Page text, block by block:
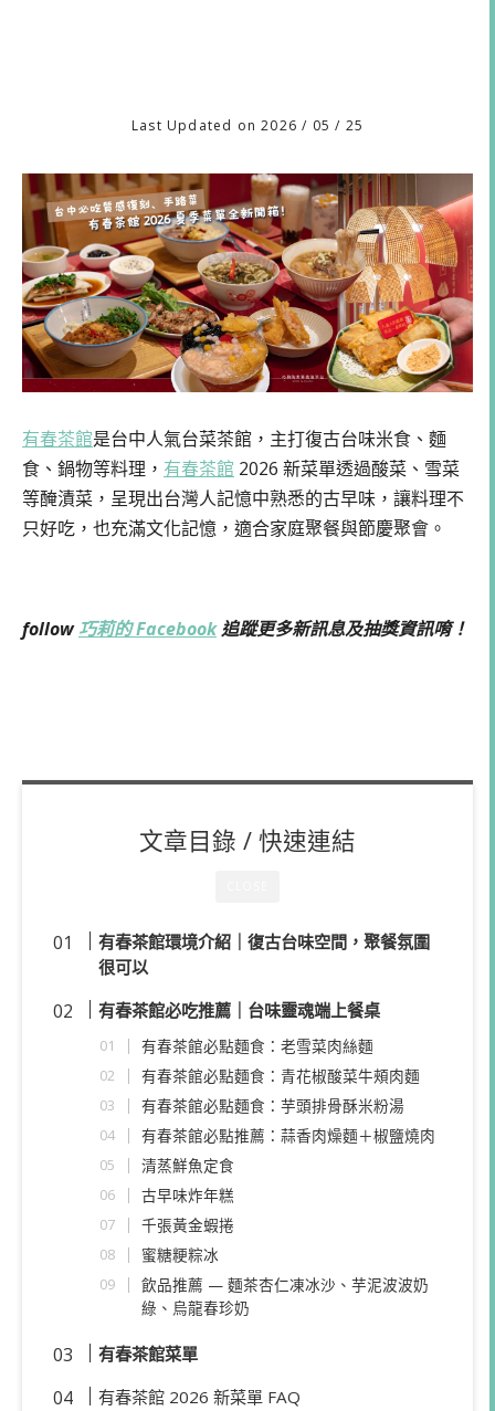
Last Updated on 2026 / 05 / 25
有春茶館是台中人氣台菜茶館，主打復古台味米食、麵
食、鍋物等料理， 有春茶館 2026 新菜單透過酸菜、雪菜
等醃漬菜，呈現出台灣人記憶中熟悉的古早味，讓料理不
只好吃，也充滿文化記憶，適合家庭聚餐與節慶聚會。
follow巧莉的 Facebook追蹤更多新訊息及抽獎資訊唷！
文章目錄 / 快速連結
有春茶館環境介紹｜復古台味空間，聚餐氛圍
很可以
有春茶館必吃推薦｜台味靈魂端上餐桌
有春茶館必點麵食：老雪菜肉絲麵
有春茶館必點麵食：青花椒酸菜牛頰肉麵
有春茶館必點麵食：芋頭排骨酥米粉湯
有春茶館必點推薦：蒜香肉燥麵＋椒鹽燒肉
清蒸鮮魚定食
古早味炸年糕
千張黃金蝦捲
蜜糖粳粽冰
飲品推薦 — 麵茶杏仁凍冰沙、芋泥波波奶
綠、烏龍春珍奶
有春茶館菜單
有春茶館 2026 新菜單 FAQ